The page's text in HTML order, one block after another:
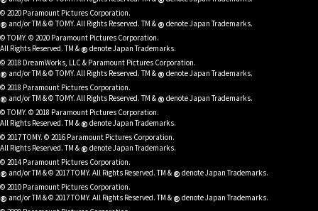
© 2020 Paramount Pictures Corporation.
® and/or TM & © TOMY. All Rights Reserved. TM & ® denote Japan Trademarks.
© TOMY. © 2020 Paramount Pictures Corporation.
All Rights Reserved. TM & ® denote Japan Trademarks.
© 2018 DreamWorks, LLC & Paramount Pictures Corporation.
® and/or TM & © TOMY. All Rights Reserved. TM & ® denote Japan Trademarks.
© 2018 Paramount Pictures Corporation.
® and/or TM & © TOMY. All Rights Reserved. TM & ® denote Japan Trademarks.
© TOMY. © 2018 Paramount Pictures Corporation.
All Rights Reserved. TM & ® denote Japan Trademarks.
© 2017 TOMY. © 2016 Paramount Pictures Corporation.
All Rights Reserved. TM & ® denote Japan Trademarks.
© 2014 Paramount Pictures Corporation.
® and/or TM & © 2017 TOMY. All Rights Reserved. TM & ® denote Japan Trademarks.
© 2010 Paramount Pictures Corporation.
® and/or TM & © 2017 TOMY. All Rights Reserved. TM & ® denote Japan Trademarks.